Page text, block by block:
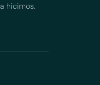
hicimos.